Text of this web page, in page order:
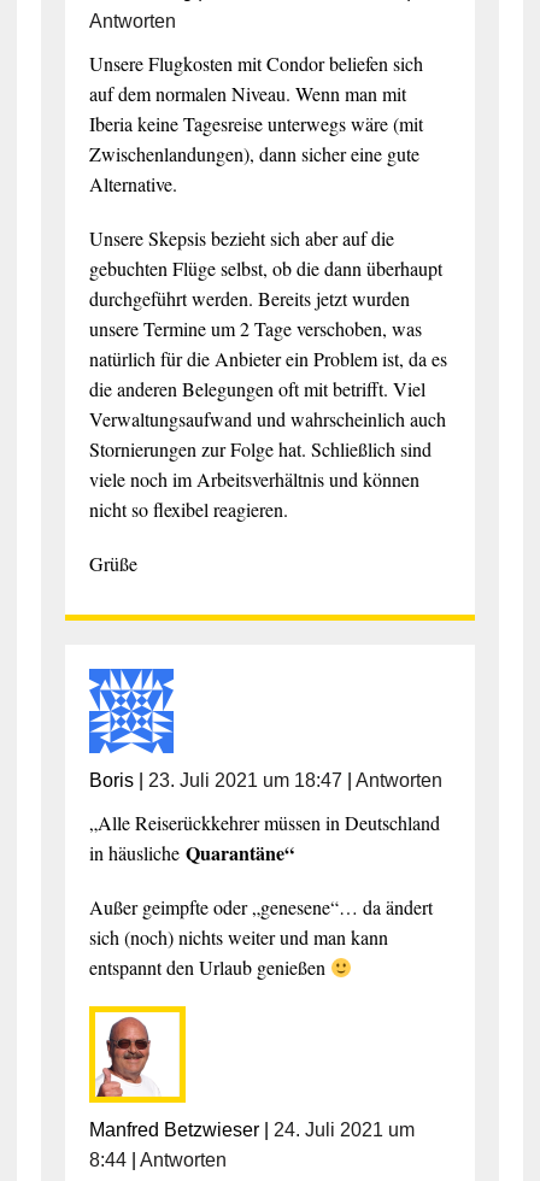
Antworten
Unsere Flugkosten mit Condor beliefen sich
auf dem normalen Niveau. Wenn man mit
Iberia keine Tagesreise unterwegs wäre (mit
Zwischenlandungen), dann sicher eine gute
Alternative.
Unsere Skepsis bezieht sich aber auf die
gebuchten Flüge selbst, ob die dann überhaupt
durchgeführt werden. Bereits jetzt wurden
unsere Termine um 2 Tage verschoben, was
natürlich für die Anbieter ein Problem ist, da es
die anderen Belegungen oft mit betrifft. Viel
Verwaltungsaufwand und wahrscheinlich auch
Stornierungen zur Folge hat. Schließlich sind
viele noch im Arbeitsverhältnis und können
nicht so flexibel reagieren.
Grüße
Boris| 23. Juli 2021 um 18:47 Antworten
„Alle Reiserückkehrer müssen in Deutschland
in häusliche Quarantäne“
Außer geimpfte oder „genesene“… da ändert
sich (noch) nichts weiter und man kann
entspannt den Urlaub genießen
Manfred Betzwieser| 24. Juli 2021 um
8:44| Antworten